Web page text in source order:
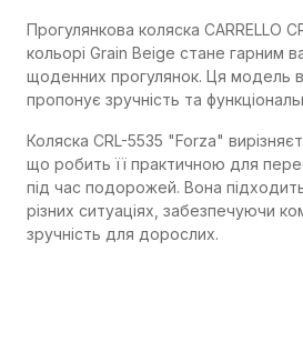
Прогулянкова коляска CARRELLO
кольорі Grain Beige стане гарним
щоденних прогулянок. Ця модель
пропонує зручність та
Коляска CRL-5535 "Forza"
що робить її практичною для
під час подорожей. Вона
різних ситуаціях, забезпечуючи
зручність для дорослих.